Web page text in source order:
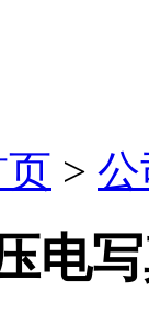
>
电